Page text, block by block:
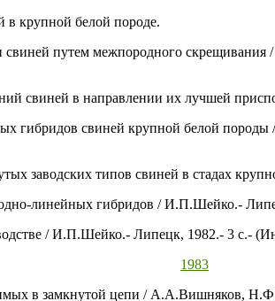
в крупной белой породе.
путем межпородного
свиней в направлении их лучшей
гибридов свиней крупной белой
заводских типов свиней в стадах
линейных гибридов / И.П.Шейко.-
/ И.П.Шейко.- Липецк, 1982.- 3 с.-
1983
в замкнутой цепи / А.А.Вишняков,